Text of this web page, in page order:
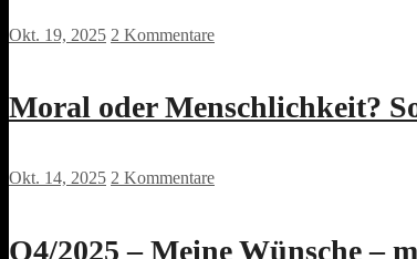
Okt. 19, 2025 2 Kommentare
Moral oder Menschlichkeit?
Okt. 14, 2025 2 Kommentare
Q4/2025 – Meine Wünsche –